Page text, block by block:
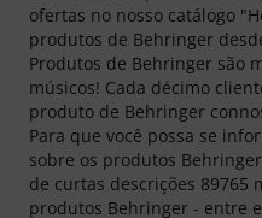
ofertas no nosso catálogo
produtos de Behringer
Produtos de Behringer são
músicos! Cada décimo
produto de Behringer
Para que você possa se
sobre os produtos
de curtas descrições 89765
produtos Behringer - entre